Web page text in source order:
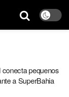
pequenos
a SuperBahia